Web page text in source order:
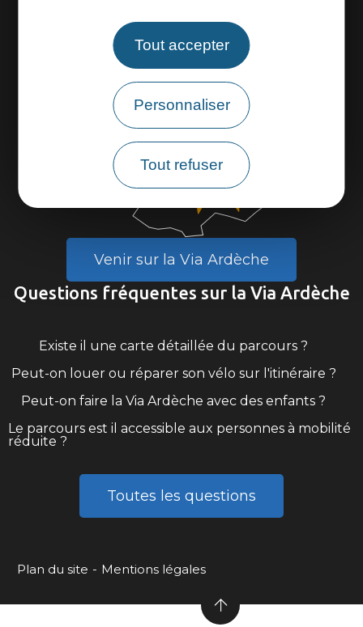
Tout accepter
Personnaliser
Tout refuser
Partenaires
Venir sur la Via Ardèche
Questions fréquentes sur la Via Ardèche
Existe il une carte détaillée du parcours ?
Peut-on louer ou réparer son vélo sur l'itinéraire ?
Peut-on faire la Via Ardèche avec des enfants ?
Le parcours est il accessible aux personnes à mobilité
réduite ?
Toutes les questions
Plan du site Mentions légales